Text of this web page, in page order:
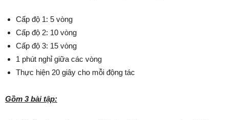
Cấp độ 1: 5 vòng
Cấp độ 2: 10 vòng
Cấp độ 3: 15 vòng
1 phút nghỉ giữa các vòng
Thực hiện 20 giây cho mỗi động tác
Gồm 3 bài tập: